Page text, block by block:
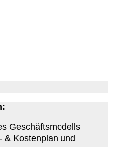
Geschäftsmodells
& Kostenplan und